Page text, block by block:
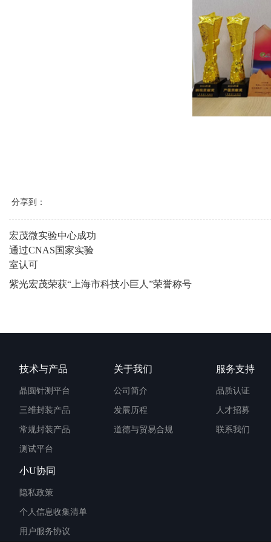
分享到：
宏茂微实验中心成功
通过CNAS国家实验
室认可
紫光宏茂荣获“上海市科技小巨人”荣誉称号
技术与产品
晶圆针测平台
三维封装产品
常规封装产品
测试平台
关于我们
公司简介
发展历程
道德与贸易合规
服务支持
品质认证
人才招募
联系我们
小U协同
隐私政策
个人信息收集清单
用户服务协议